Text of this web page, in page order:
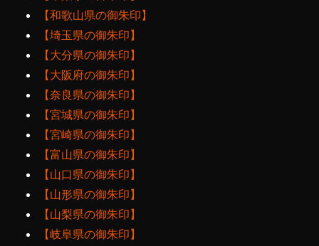
【和歌山県の御朱印】
【埼玉県の御朱印】
【大分県の御朱印】
【大阪府の御朱印】
【奈良県の御朱印】
【宮城県の御朱印】
【宮崎県の御朱印】
【富山県の御朱印】
【山口県の御朱印】
【山形県の御朱印】
【山梨県の御朱印】
【岐阜県の御朱印】